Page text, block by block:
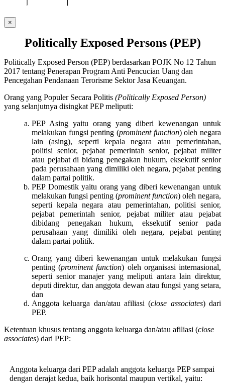
×
Politically Exposed Persons (PEP)
Politically Exposed Person (PEP) berdasarkan POJK No 12 Tahun
2017 tentang Penerapan Program Anti Pencucian Uang dan
Pencegahan Pendanaan Terorisme Sektor Jasa Keuangan.
Orang yang Populer Secara Politis (Politically Exposed Person)
yang selanjutnya disingkat PEP meliputi:
PEP Asing yaitu orang yang diberi kewenangan untuk
melakukan fungsi penting (prominent function) oleh negara
lain (asing), seperti kepala negara atau pemerintahan,
politisi senior, pejabat pemerintah senior, pejabat militer
atau pejabat di bidang penegakan hukum, eksekutif senior
pada perusahaan yang dimiliki oleh negara, pejabat penting
dalam partai politik.
PEP Domestik yaitu orang yang diberi kewenangan untuk
melakukan fungsi penting (prominent function) oleh negara,
seperti kepala negara atau pemerintahan, politisi senior,
pejabat pemerintah senior, pejabat militer atau pejabat
dibidang penegakan hukum, eksekutif senior pada
perusahaan yang dimiliki oleh negara, pejabat penting
dalam partai politik.
Orang yang diberi kewenangan untuk melakukan fungsi
penting (prominent function) oleh organisasi internasional,
seperti senior manajer yang meliputi antara lain direktur,
deputi direktur, dan anggota dewan atau fungsi yang setara,
dan
Anggota keluarga dan/atau afiliasi (close associates) dari
PEP.
Ketentuan khusus tentang anggota keluarga dan/atau afiliasi (close
associates) dari PEP:
Anggota keluarga dari PEP adalah anggota keluarga PEP sampai
dengan derajat kedua, baik horisontal maupun vertikal, yaitu: